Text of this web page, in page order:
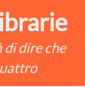
di dire che